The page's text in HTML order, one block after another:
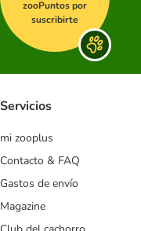
zooPuntos por
suscribirte
Servicios
mi zooplus
Contacto & FAQ
Gastos de envío
Magazine